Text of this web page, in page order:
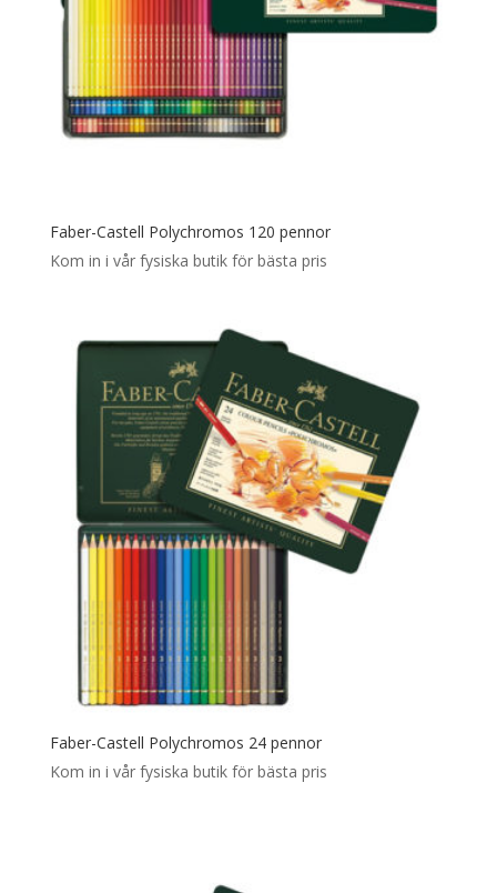
Faber-Castell Polychromos 120 pennor
Kom in i vår fysiska butik för bästa pris
Faber-Castell Polychromos 24 pennor
Kom in i vår fysiska butik för bästa pris